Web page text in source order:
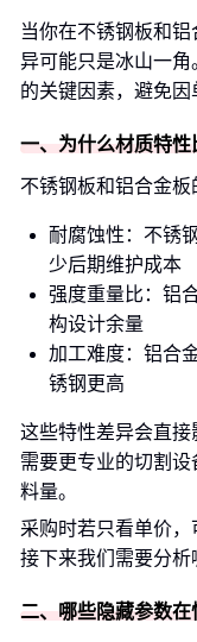
当你在不锈钢板和
异可能只是冰山一
的关键因素，避免因
一、为什么材质特性
不锈钢板和铝合金板
耐腐蚀性：不锈
少后期维护成本
强度重量比：铝
构设计余量
加工难度：铝合
锈钢更高
这些特性差异会直
需要更专业的切割
料量。
采购时若只看单价，
接下来我们需要分析
二、哪些隐藏参数在